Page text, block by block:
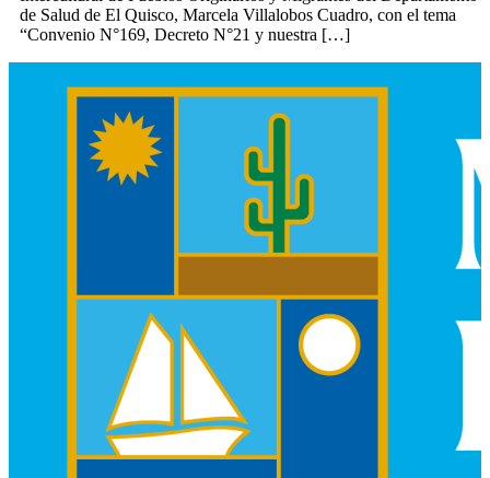
de Salud de El Quisco, Marcela Villalobos Cuadro, con el tema
“Convenio N°169, Decreto N°21 y nuestra […]